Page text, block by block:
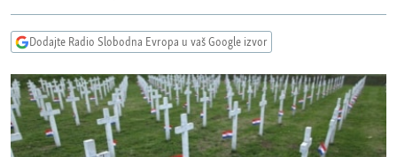
pretragu
FOTOGALERIJE
INFOGRAFIKE
PODCASTI
RAT U UKRAJINI
KINA NA BALKANU
RSE PRIČE IZ SVIJETA
ISPRIČAJ MI
Dodajte Radio Slobodna Evropa u vaš Google izvor